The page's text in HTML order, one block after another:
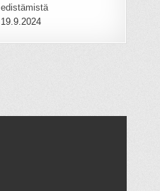
edistämistä
19.9.2024